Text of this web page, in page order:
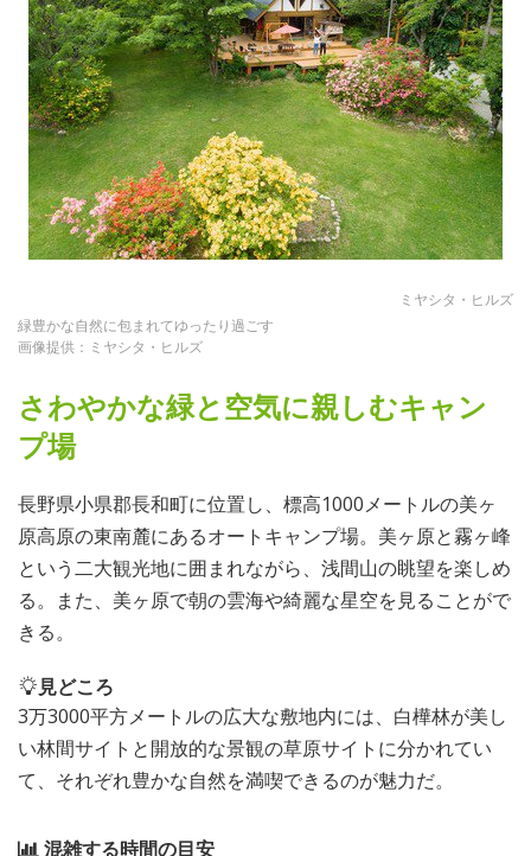
ミヤシタ・ヒルズ
緑豊かな自然に包まれてゆったり過ごす
画像提供：ミヤシタ・ヒルズ
さわやかな緑と空気に親しむキャン
プ場
長野県小県郡長和町に位置し、標高1000メートルの美ヶ
原高原の東南麓にあるオートキャンプ場。美ヶ原と霧ヶ峰
という二大観光地に囲まれながら、浅間山の眺望を楽しめ
る。また、美ヶ原で朝の雲海や綺麗な星空を見ることがで
きる。
見どころ
3万3000平方メートルの広大な敷地内には、白樺林が美し
い林間サイトと開放的な景観の草原サイトに分かれてい
て、それぞれ豊かな自然を満喫できるのが魅力だ。
混雑する時間の目安